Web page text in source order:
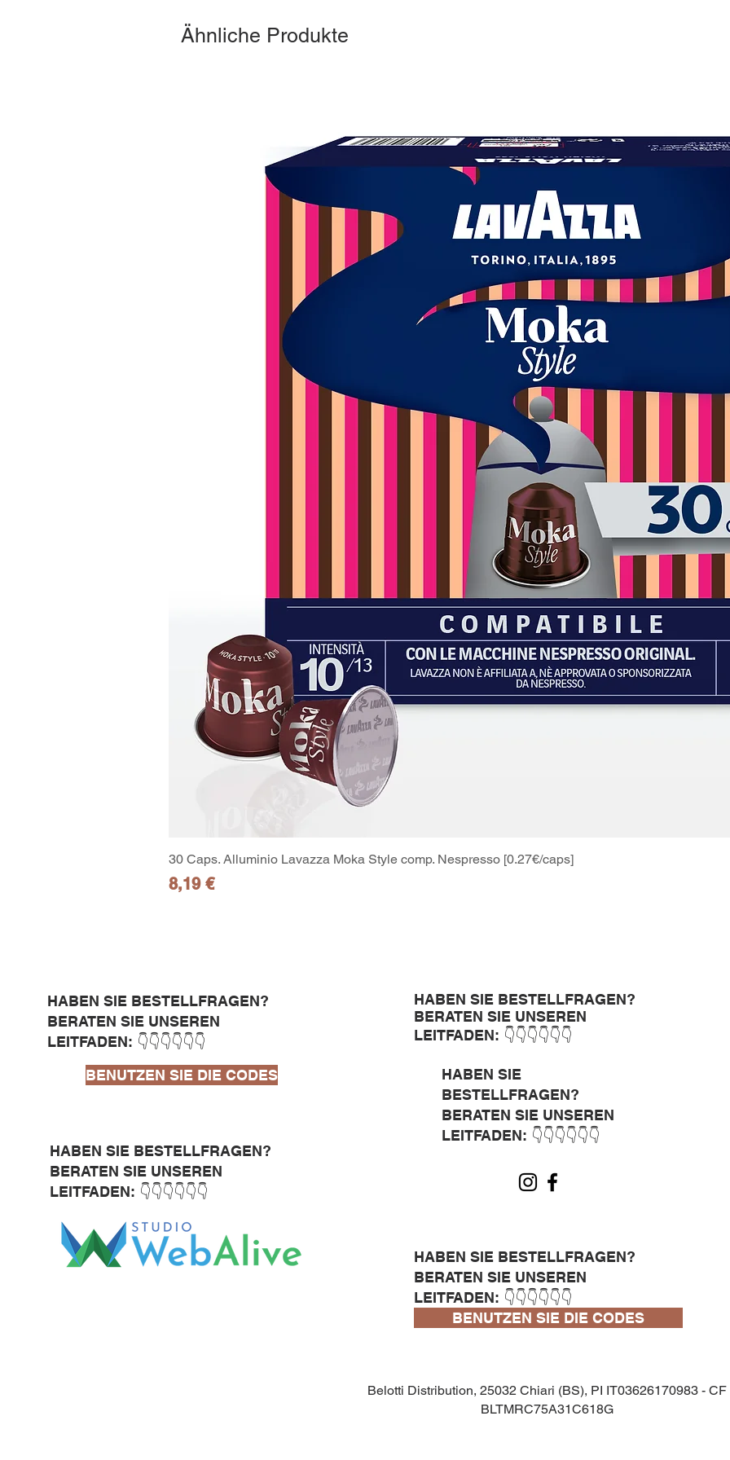
Ähnliche Produkte
Schnellansicht
30 Caps. Alluminio Lavazza Moka Style comp. Nespresso [0.27€/caps]
Preis
8,19 €
HABEN SIE BESTELLFRAGEN?
BERATEN SIE UNSEREN
LEITFADEN: 👇👇👇👇👇👇
BENUTZEN SIE DIE CODES
HABEN SIE BESTELLFRAGEN?
BERATEN SIE UNSEREN
LEITFADEN: 👇👇👇👇👇👇
HABEN SIE BESTELLFRAGEN?
BERATEN SIE UNSEREN
LEITFADEN: 👇👇👇👇👇👇
HABEN SIE
BESTELLFRAGEN?
BERATEN SIE UNSEREN
LEITFADEN: 👇👇👇👇👇👇
HABEN SIE BESTELLFRAGEN?
BERATEN SIE UNSEREN
LEITFADEN: 👇👇👇👇👇👇
BENUTZEN SIE DIE CODES
Belotti Distribution, 25032 Chiari (BS), PI IT03626170983 - CF
BLTMRC75A31C618G